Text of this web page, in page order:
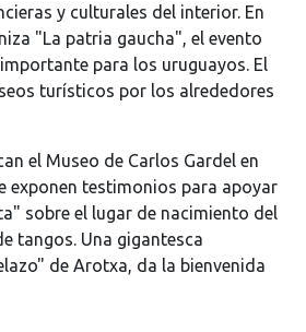
y culturales del interior. En
"La patria gaucha", el evento
para los uruguayos. El
turísticos por los alrededores
el Museo de Carlos Gardel en
exponen testimonios para apoyar
sobre el lugar de nacimiento del
tangos. Una gigantesca
de Arotxa, da la bienvenida